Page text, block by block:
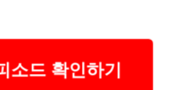
소드 확인하기